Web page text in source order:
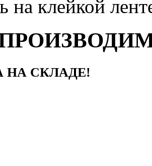
на клейкой
НА СКЛАДЕ!